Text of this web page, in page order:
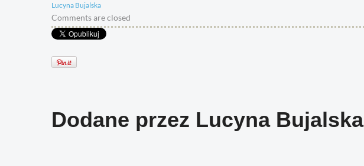
Lucyna Bujalska
Comments are closed
Dodane przez Lucyna Bujalska